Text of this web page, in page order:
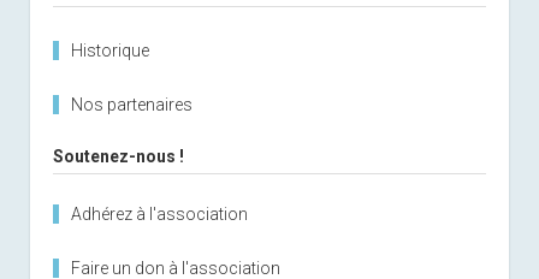
Historique
Nos partenaires
Soutenez-nous !
Adhérez à l'association
Faire un don à l'association